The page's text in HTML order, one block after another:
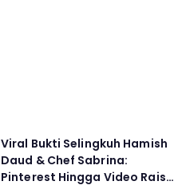
Viral Bukti Selingkuh Hamish
Daud & Chef Sabrina:
Pinterest Hingga Video Raisa